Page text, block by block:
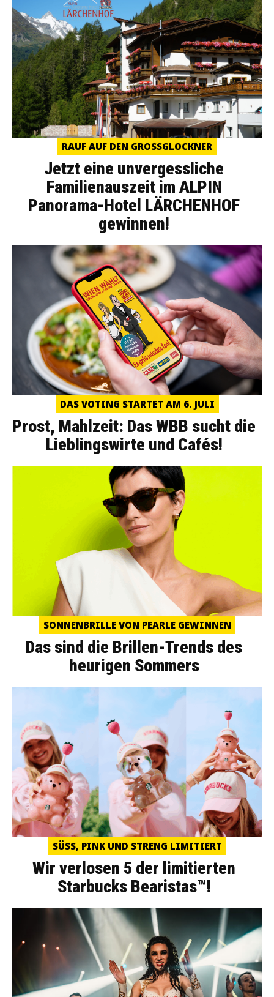
RAUF AUF DEN GROSSGLOCKNER
Jetzt eine unvergessliche
Familienauszeit im ALPIN
Panorama-Hotel LÄRCHENHOF
gewinnen!
DAS VOTING STARTET AM 6. JULI
Prost, Mahlzeit: Das WBB sucht die
Lieblingswirte und Cafés!
SONNENBRILLE VON PEARLE GEWINNEN
Das sind die Brillen-Trends des
heurigen Sommers
SÜSS, PINK UND STRENG LIMITIERT
Wir verlosen 5 der limitierten
Starbucks Bearistas™!